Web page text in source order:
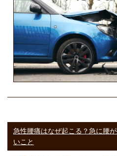
急性腰痛はなぜ起こる？急に腰
いこと